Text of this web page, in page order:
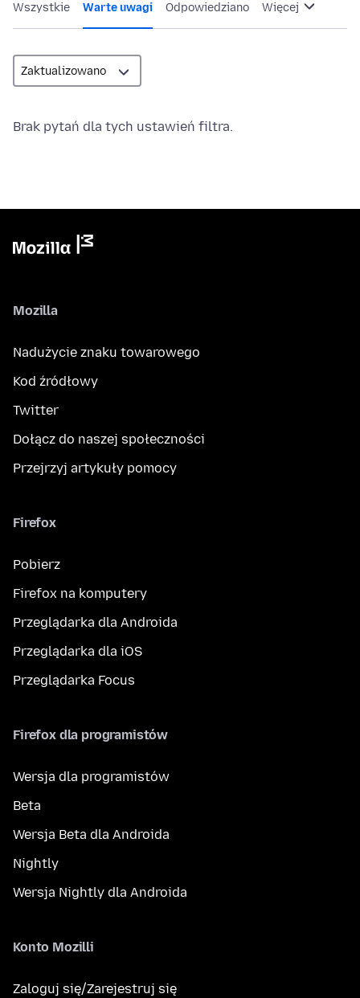
Wszystkie Warte uwagi Odpowiedziano Więcej
Brak pytań dla tych ustawień filtra.
Mozilla
Nadużycie znaku towarowego
Kod źródłowy
Twitter
Dołącz do naszej społeczności
Przejrzyj artykuły pomocy
Firefox
Pobierz
Firefox na komputery
Przeglądarka dla Androida
Przeglądarka dla iOS
Przeglądarka Focus
Firefox dla programistów
Wersja dla programistów
Beta
Wersja Beta dla Androida
Nightly
Wersja Nightly dla Androida
Konto Mozilli
Zaloguj się/Zarejestruj się